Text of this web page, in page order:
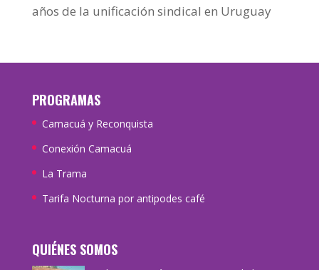
años de la unificación sindical en Uruguay
PROGRAMAS
Camacuá y Reconquista
Conexión Camacuá
La Trama
Tarifa Nocturna por antipodes café
QUIÉNES SOMOS